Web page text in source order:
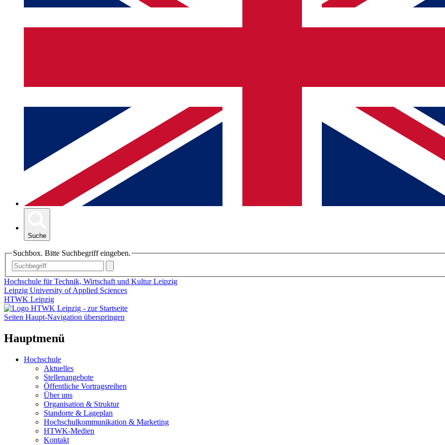
Suche
Suchbox. Bitte Suchbegriff eingeben.
Hochschule für Technik, Wirtschaft und Kultur Leipzig
Leipzig University of Applied Sciences
HTWK Leipzig
Seiten Haupt-Navigation überspringen
Hauptmenü
Hochschule
Aktuelles
Stellenangebote
Öffentliche Vortragsreihen
Über uns
Organisation & Struktur
Standorte & Lageplan
Hochschulkommunikation & Marketing
HTWK-Medien
Kontakt